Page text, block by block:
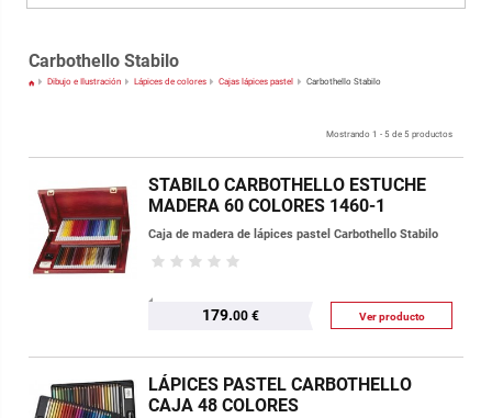
Carbothello Stabilo
Dibujo e Ilustración Lápices de colores Cajas lápices pastel Carbothello Stabilo
Mostrando 1 - 5 de 5 productos
STABILO CARBOTHELLO ESTUCHE
MADERA 60 COLORES 1460-1
Caja de madera de lápices pastel Carbothello Stabilo
179.00 € Ver producto
LÁPICES PASTEL CARBOTHELLO
CAJA 48 COLORES